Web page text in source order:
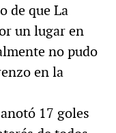
de que La
un lugar en
no pudo
en la
17 goles